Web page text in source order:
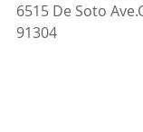
6515 De Soto
91304